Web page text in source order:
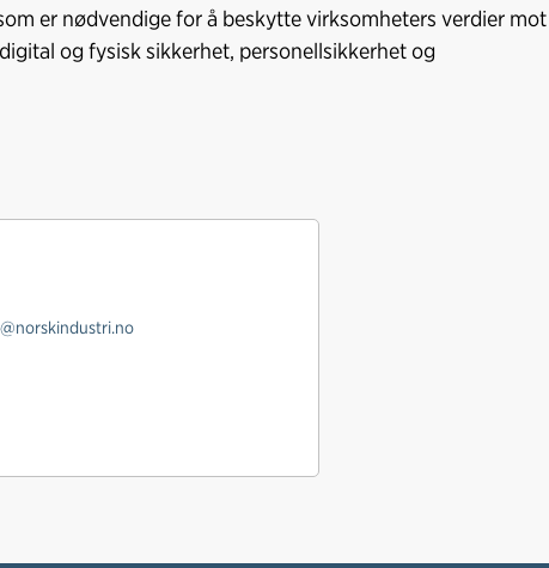
er nødvendige for å beskytte virksomheters verdier mot
og fysisk sikkerhet, personellsikkerhet og